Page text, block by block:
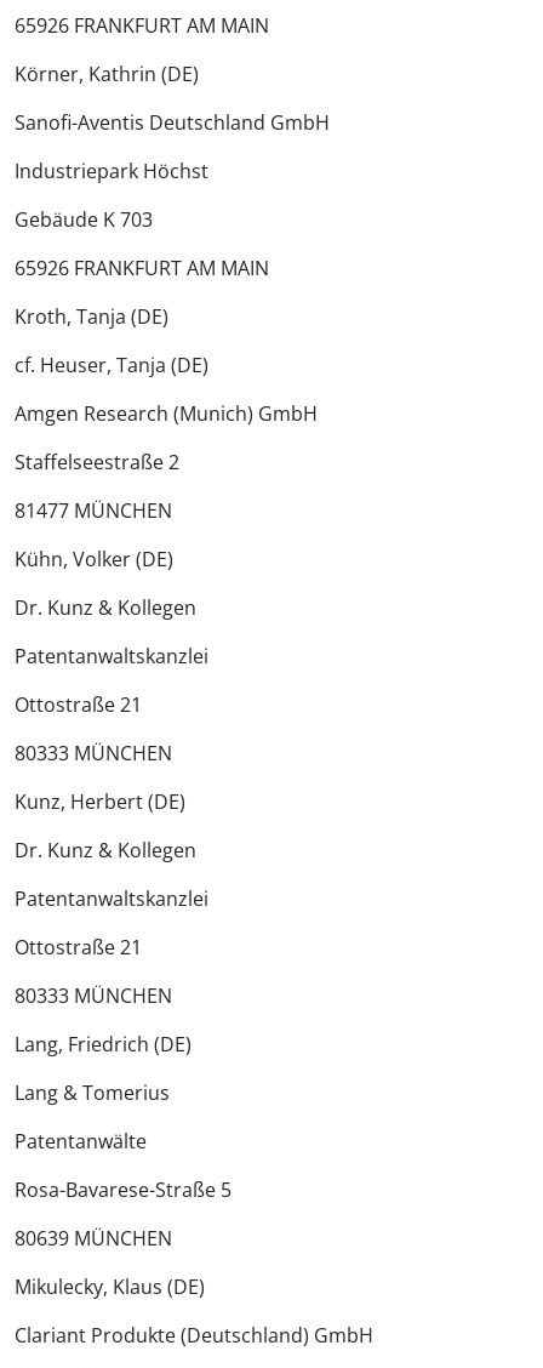
65926 FRANKFURT AM MAIN
Körner, Kathrin (DE)
Sanofi-Aventis Deutschland GmbH
Industriepark Höchst
Gebäude K 703
65926 FRANKFURT AM MAIN
Kroth, Tanja (DE)
cf. Heuser, Tanja (DE)
Amgen Research (Munich) GmbH
Staffelseestraße 2
81477 MÜNCHEN
Kühn, Volker (DE)
Dr. Kunz & Kollegen
Patentanwalts­kanzlei
Ottostraße 21
80333 MÜNCHEN
Kunz, Herbert (DE)
Dr. Kunz & Kollegen
Patentanwalts­kanzlei
Ottostraße 21
80333 MÜNCHEN
Lang, Friedrich (DE)
Lang & Tomerius
Patentanwälte
Rosa-Bavarese-Straße 5
80639 MÜNCHEN
Mikulecky, Klaus (DE)
Clariant Produkte (Deutschland) GmbH